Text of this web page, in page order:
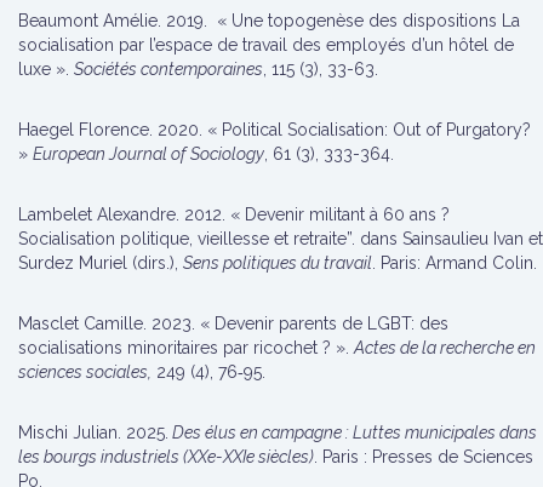
Beaumont Amélie. 2019. « Une topogenèse des dispositions La
socialisation par l’espace de travail des employés d’un hôtel de
luxe ». Sociétés contemporaines , 115 (3), 33-63.
Haegel Florence. 2020. « Political Socialisation: Out of Purgatory?
» European Journal of Sociology , 61 (3), 333-364.
Lambelet Alexandre. 2012. « Devenir militant à 60 ans ?
Socialisation politique, vieillesse et retraite”. dans Sainsaulieu Ivan et
Surdez Muriel (dirs.), Sens politiques du travail . Paris: Armand Colin.
Masclet Camille. 2023. « Devenir parents de LGBT: des
socialisations minoritaires par ricochet ? ». Actes de la recherche en
sciences sociales, 249 (4), 76‑95.
Mischi Julian. 2025. Des élus en campagne : Luttes municipales dans
les bourgs industriels (XXe-XXIe siècles) . Paris : Presses de Sciences
Po.